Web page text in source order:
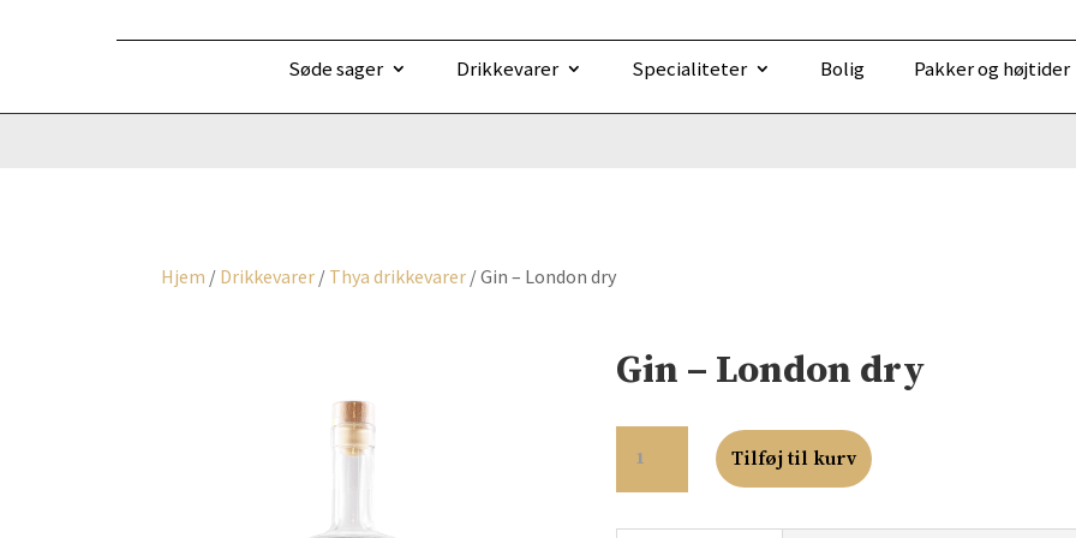
Søde sager Drikkevarer Specialiteter Bolig Pakker og højtider
Hjem / Drikkevarer / Thya drikkevarer / Gin – London dry
Gin – London dry
ANTAL
Tilføj til kurv